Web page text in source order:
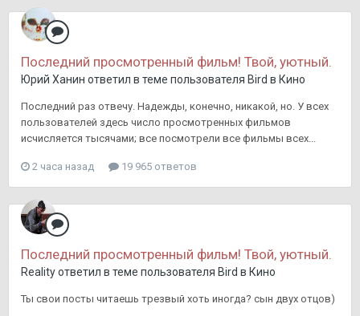
Последний просмотренный фильм! Твой, уютный.
Юрий Ханин ответил в теме пользователя Bird в Кино
Последний раз отвечу. Надежды, конечно, никакой, но. У всех
пользователей здесь число просмотренных фильмов
исчисляется тысячами; все посмотрели все фильмы всех...
2 часа назад 19 965 ответов
Последний просмотренный фильм! Твой, уютный.
Realityответил в теме пользователя Bird в Кино
Ты свои посты читаешь трезвый хоть иногда? сын двух отцов)